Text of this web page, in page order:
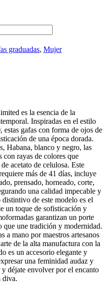
graduadas, Mujer
es la esencia de la
Inspiradas en el estilo
gafas con forma de ojos de
de una época dorada.
Habana, blanco y negro, las
con rayas de colores que
acetato de celulosa. Este
más de 41 días, incluye
prensado, horneado, corte,
una calidad impecable y
de este modelo es el
un toque de sofisticación y
garantizan un porte
une tradición y modernidad.
a mano por maestros artesanos
de la alta manufactura con la
es un accesorio elegante y
una feminidad audaz y
déjate envolver por el encanto
diva.